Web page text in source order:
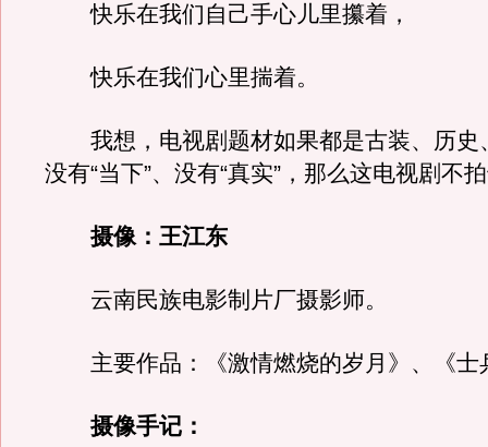
快乐在我们自己手心儿里攥着，
快乐在我们心里揣着。
我想，电视剧题材如果都是古装、历史
没有“当下”、没有“真实”，那么这电视剧不
摄像：王江东
云南民族电影制片厂摄影师。
主要作品：《激情燃烧的岁月》、《士
摄像手记：